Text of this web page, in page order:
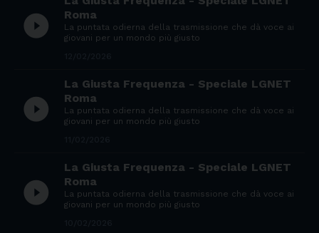
play_circle_filled
Roma
La puntata odierna della trasmissione che dà voce ai
giovani per un mondo più giusto
play_circle_filled
La Giusta Frequenza - Speciale LGNET
Roma
La puntata odierna della trasmissione che dà voce ai
giovani per un mondo più giusto
play_circle_filled
La Giusta Frequenza - Speciale LGNET
Roma
La puntata odierna della trasmissione che dà voce ai
giovani per un mondo più giusto